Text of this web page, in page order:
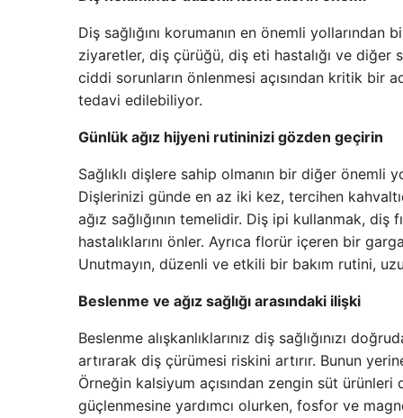
Diş sağlığını korumanın en önemli
ziyaretler, diş çürüğü, diş eti hastalığı ve
ciddi sorunların önlenmesi açısından kritik bir
tedavi edilebiliyor.
Günlük ağız hijyeni rutininizi gözden geçirin
Sağlıklı dişlere sahip olmanın bir diğer önemli
Dişlerinizi günde en az iki kez, tercihen
ağız sağlığının temelidir. Diş ipi kullanmak, diş
hastalıklarını önler. Ayrıca florür içeren bir
Unutmayın, düzenli ve etkili bir bakım rutini,
Beslenme ve ağız sağlığı arasındaki ilişki
Beslenme alışkanlıklarınız diş sağlığınızı
artırarak diş çürümesi riskini artırır. Bunun
Örneğin kalsiyum açısından zengin süt
güçlenmesine yardımcı olurken, fosfor ve